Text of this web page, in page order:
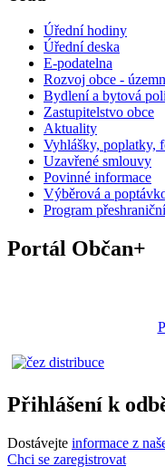
Úřední hodiny
Úřední deska
E-podatelna
Rozvoj obce -
Bydlení a bytová
Zastupitelstvo obce
Aktuality
Vyhlášky, poplatky,
Uzavřené smlouvy
Povinné informace
Výběrová a
Program
Portál Občan+
Přihlášení k
Dostávejte informace z
Chci se zaregistrovat